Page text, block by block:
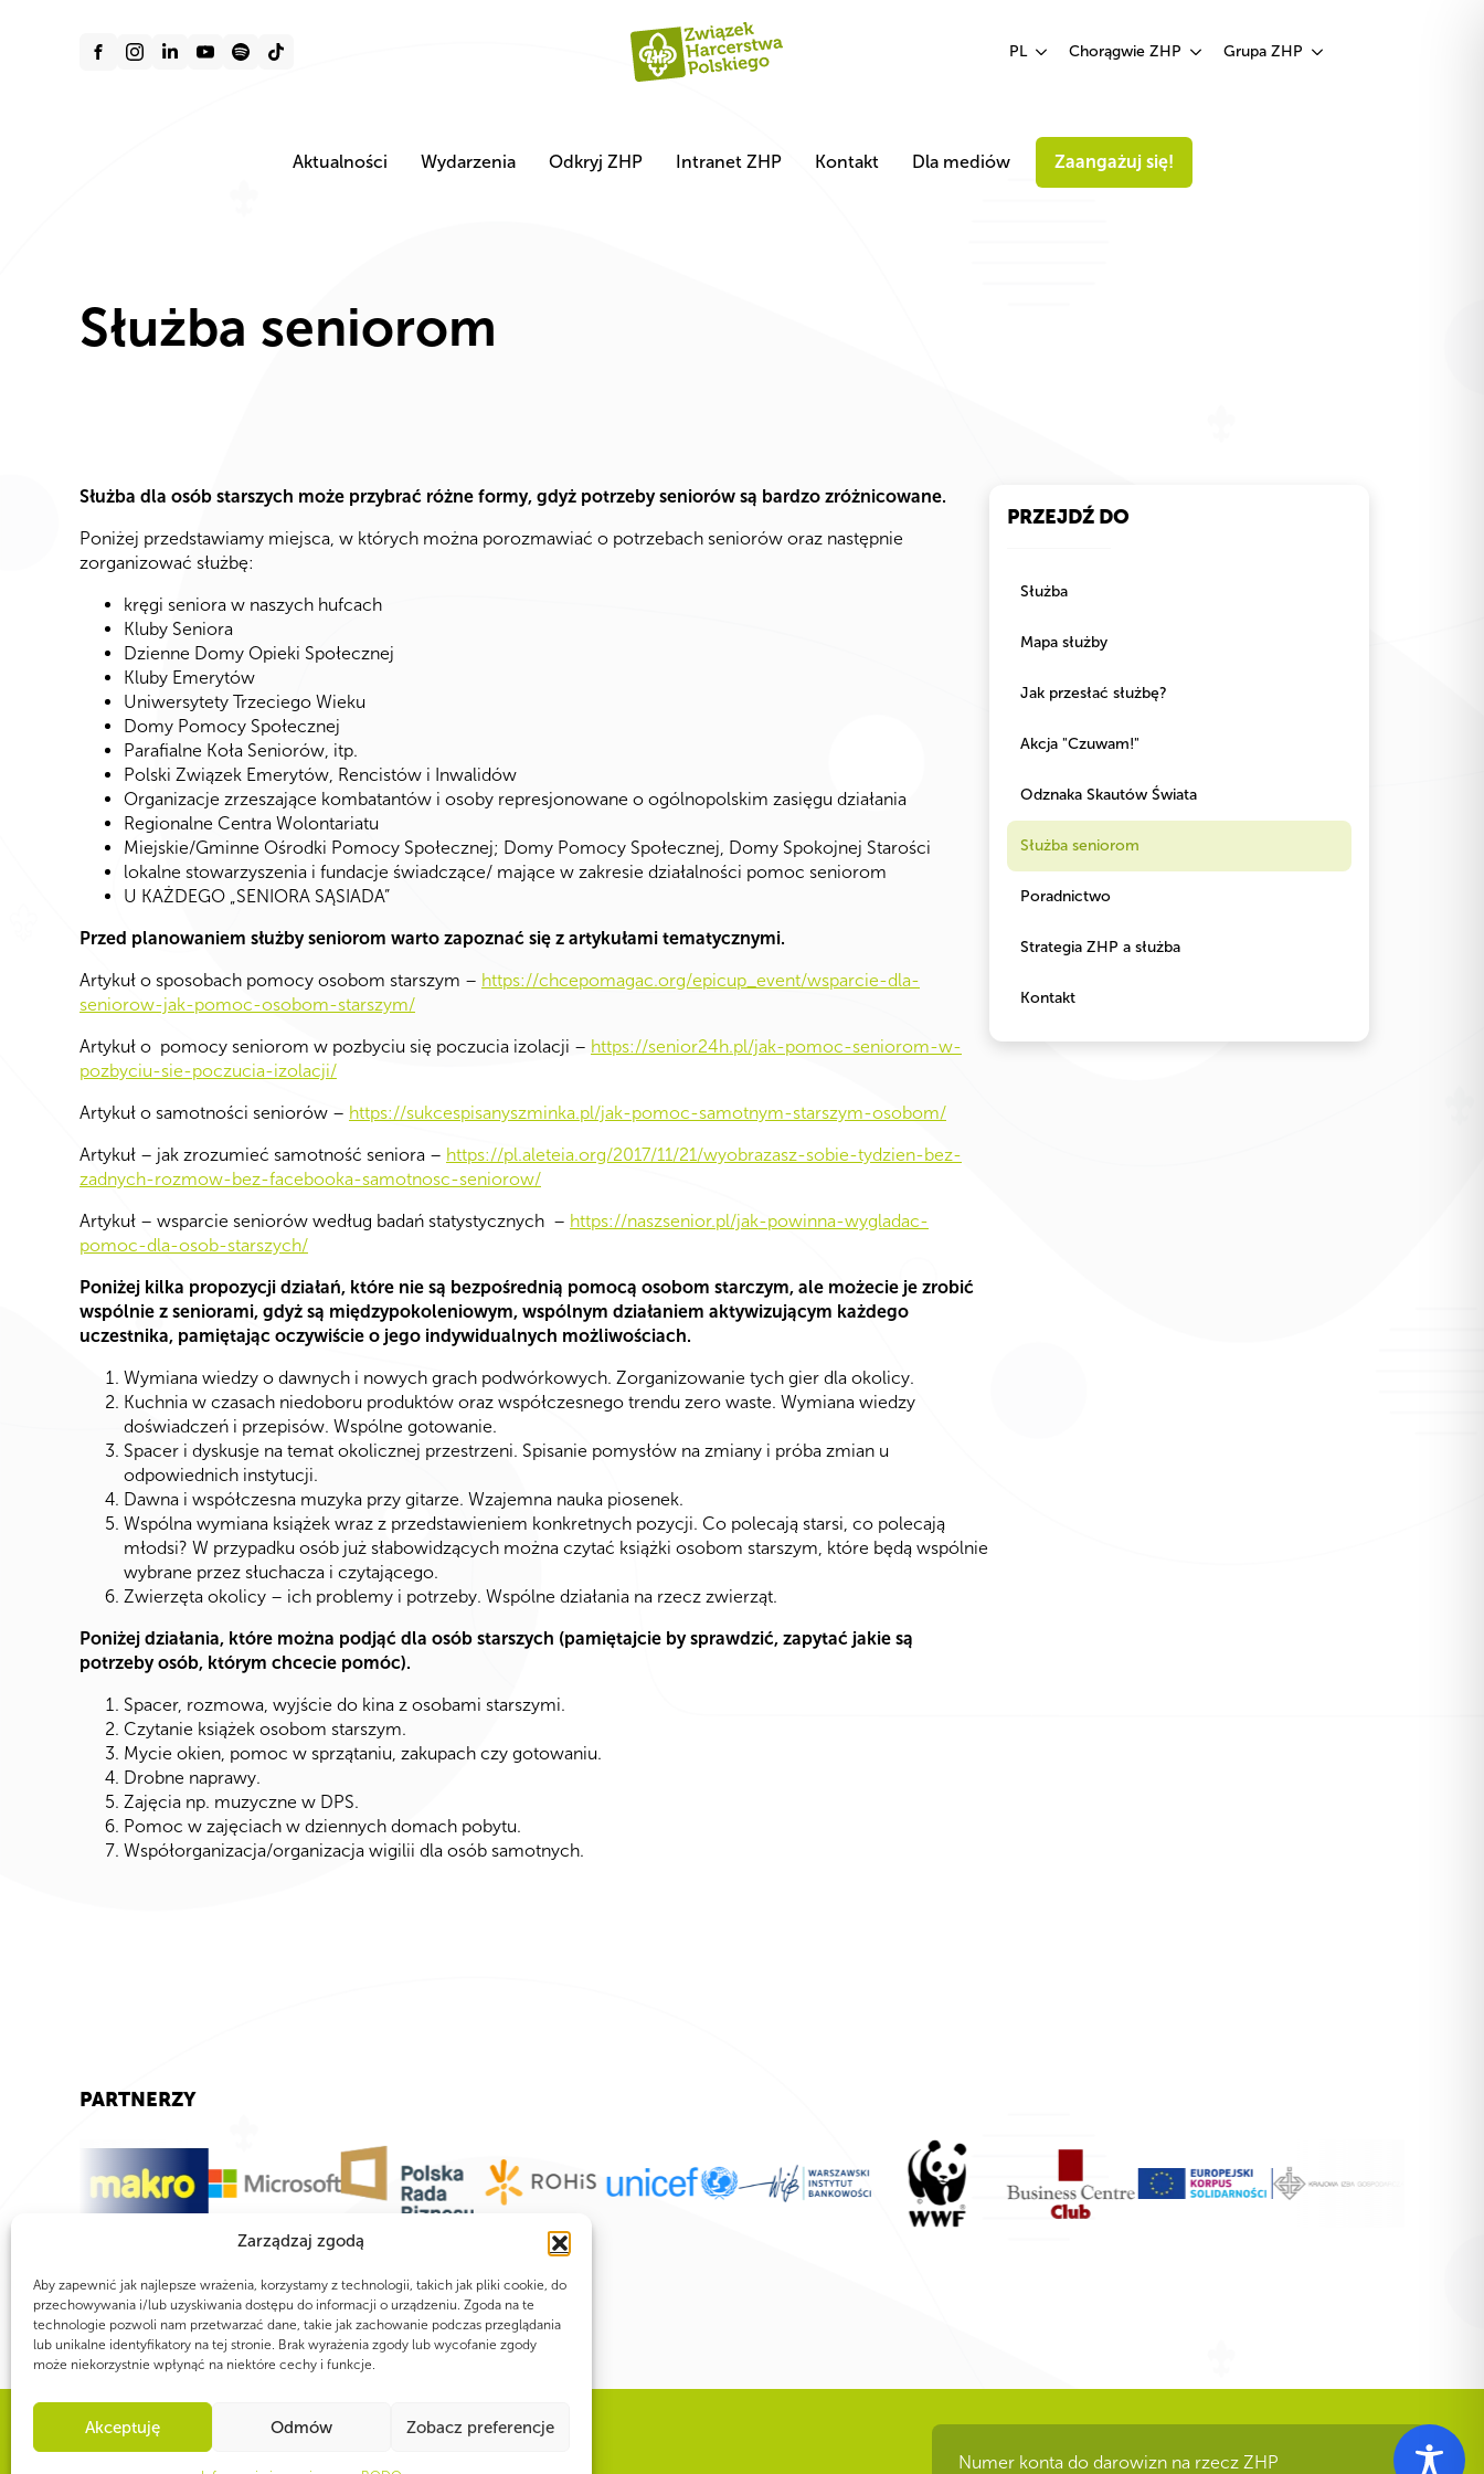
Zarządzaj zgodą
Aby zapewnić jak najlepsze wrażenia, korzystamy z technologii, takich jak pliki cookie, do
przechowywania i/lub uzyskiwania dostępu do informacji o urządzeniu. Zgoda na te
technologie pozwoli nam przetwarzać dane, takie jak zachowanie podczas przeglądania
lub unikalne identyfikatory na tej stronie. Brak wyrażenia zgody lub wycofanie zgody
może niekorzystnie wpłynąć na niektóre cechy i funkcje.
Akceptuję Odmów Zobacz preferencje
PL Chorągwie ZHP Grupa ZHP
Aktualności Wydarzenia Odkryj ZHP Intranet ZHP Kontakt Dla mediów Zaangażuj się!
Służba seniorom
Służba dla osób starszych może przybrać różne formy, gdyż potrzeby seniorów są bardzo zróżnicowane.
Poniżej przedstawiamy miejsca, w których można porozmawiać o potrzebach seniorów oraz następnie
zorganizować służbę:
kręgi seniora w naszych hufcach
Kluby Seniora
Dzienne Domy Opieki Społecznej
Kluby Emerytów
Uniwersytety Trzeciego Wieku
Domy Pomocy Społecznej
Parafialne Koła Seniorów, itp.
Polski Związek Emerytów, Rencistów i Inwalidów
Organizacje zrzeszające kombatantów i osoby represjonowane o ogólnopolskim zasięgu działania
Regionalne Centra Wolontariatu
Miejskie/Gminne Ośrodki Pomocy Społecznej; Domy Pomocy Społecznej, Domy Spokojnej Starości
lokalne stowarzyszenia i fundacje świadczące/ mające w zakresie działalności pomoc seniorom
U KAŻDEGO „SENIORA SĄSIADA”
Przed planowaniem służby seniorom warto zapoznać się z artykułami tematycznymi.
Artykuł o sposobach pomocy osobom starszym – https://chcepomagac.org/epicup_event/wsparcie-dla-
seniorow-jak-pomoc-osobom-starszym/
Artykuł o pomocy seniorom w pozbyciu się poczucia izolacji – https://senior24h.pl/jak-pomoc-seniorom-w-
pozbyciu-sie-poczucia-izolacji/
Artykuł o samotności seniorów – https://sukcespisanyszminka.pl/jak-pomoc-samotnym-starszym-osobom/
Artykuł – jak zrozumieć samotność seniora – https://pl.aleteia.org/2017/11/21/wyobrazasz-sobie-tydzien-bez-
zadnych-rozmow-bez-facebooka-samotnosc-seniorow/
Artykuł – wsparcie seniorów według badań statystycznych – https://naszsenior.pl/jak-powinna-wygladac-
pomoc-dla-osob-starszych/
Poniżej kilka propozycji działań, które nie są bezpośrednią pomocą osobom starczym, ale możecie je zrobić
wspólnie z seniorami, gdyż są międzypokoleniowym, wspólnym działaniem aktywizującym każdego
uczestnika, pamiętając oczywiście o jego indywidualnych możliwościach.
Wymiana wiedzy o dawnych i nowych grach podwórkowych. Zorganizowanie tych gier dla okolicy.
Kuchnia w czasach niedoboru produktów oraz współczesnego trendu zero waste. Wymiana wiedzy
doświadczeń i przepisów. Wspólne gotowanie.
Spacer i dyskusje na temat okolicznej przestrzeni. Spisanie pomysłów na zmiany i próba zmian u
odpowiednich instytucji.
Dawna i współczesna muzyka przy gitarze. Wzajemna nauka piosenek.
Wspólna wymiana książek wraz z przedstawieniem konkretnych pozycji. Co polecają starsi, co polecają
młodsi? W przypadku osób już słabowidzących można czytać książki osobom starszym, które będą wspólnie
wybrane przez słuchacza i czytającego.
Zwierzęta okolicy – ich problemy i potrzeby. Wspólne działania na rzecz zwierząt.
Poniżej działania, które można podjąć dla osób starszych (pamiętajcie by sprawdzić, zapytać jakie są
potrzeby osób, którym chcecie pomóc).
Spacer, rozmowa, wyjście do kina z osobami starszymi.
Czytanie książek osobom starszym.
Mycie okien, pomoc w sprzątaniu, zakupach czy gotowaniu.
Drobne naprawy.
Zajęcia np. muzyczne w DPS.
Pomoc w zajęciach w dziennych domach pobytu.
Współorganizacja/organizacja wigilii dla osób samotnych.
PRZEJDŹ DO
Służba
Mapa służby
Jak przesłać służbę?
Akcja "Czuwam!"
Odznaka Skautów Świata
Służba seniorom
Poradnictwo
Strategia ZHP a służba
Kontakt
PARTNERZY
WSPÓLNIE DLA HARCERSKIEJ MISJI Numer konta do darowizn na rzecz ZHP